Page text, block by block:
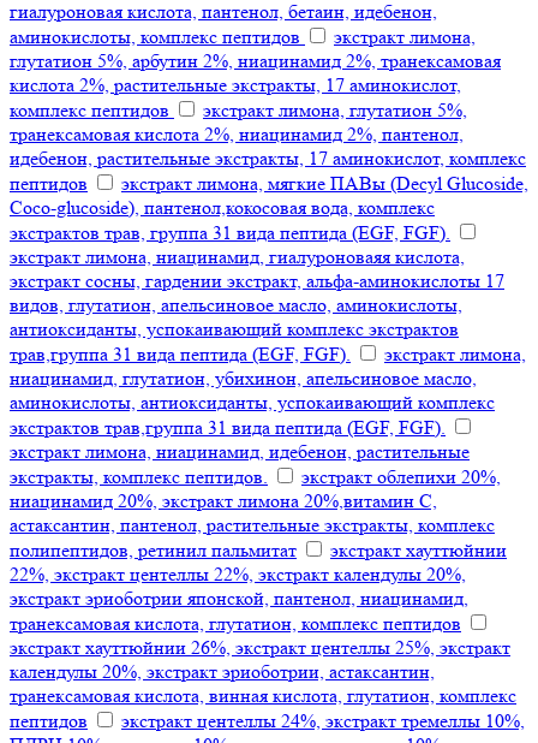
гиалуроновая кислота, пантенол, бетаин, идебенон,
аминокислоты, комплекс пептидов
экстракт лимона,
глутатион 5%, арбутин 2%, ниацинамид 2%, транексамовая
кислота 2%, растительные экстракты, 17 аминокислот,
комплекс пептидов
экстракт лимона, глутатион 5%,
транексамовая кислота 2%, ниацинамид 2%, пантенол,
идебенон, растительные экстракты, 17 аминокислот, комплекс
пептидов
экстракт лимона, мягкие ПАВы (Decyl Glucoside,
Coco-glucoside), пантенол,кокосовая вода, комплекс
экстрактов трав, группа 31 вида пептида (EGF, FGF).
экстракт лимона, ниацинамид, гиалуроноваяя кислота,
экстракт сосны, гардении экстракт, альфа-аминокислоты 17
видов, глутатион, апельсиновое масло, аминокислоты,
антиоксиданты, успокаивающий комплекс экстрактов
трав,группа 31 вида пептида (EGF, FGF).
экстракт лимона,
ниацинамид, глутатион, убихинон, апельсиновое масло,
аминокислоты, антиоксиданты, успокаивающий комплекс
экстрактов трав,группа 31 вида пептида (EGF, FGF).
экстракт лимона, ниацинамид, идебенон, растительные
экстракты, комплекс пептидов.
экстракт облепихи 20%,
ниацинамид 20%, экстракт лимона 20%,витамин С,
астаксантин, пантенол, растительные экстракты, комплекс
полипептидов, ретинил пальмитат
экстракт хауттюйнии
22%, экстракт центеллы 22%, экстракт календулы 20%,
экстракт эриоботрии японской, пантенол, ниацинамид,
транексамовая кислота, глутатион, комплекс пептидов
экстракт хауттюйнии 26%, экстракт центеллы 25%, экстракт
календулы 20%, экстракт эриоботрии, астаксантин,
транексамовая кислота, винная кислота, глутатион, комплекс
пептидов
экстракт центеллы 24%, экстракт тремеллы 10%,